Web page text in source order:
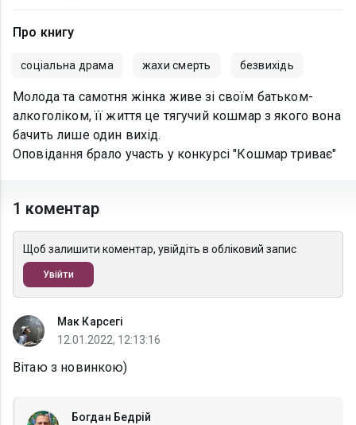
Про книгу
соціальна драма жахи смерть безвихідь
Молода та самотня жінка живе зі своїм батьком-
алкоголіком, її життя це тягучий кошмар з якого вона
бачить лише один вихід.
Оповідання брало участь у конкурсі "Кошмар триває"
1 коментар
Щоб залишити коментар, увійдіть в обліковий запис
Увійти
Мак Карсегі
12.01.2022, 12:13:16
Вітаю з новинкою)
Богдан Бедрій